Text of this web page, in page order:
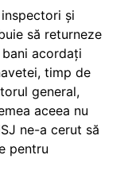
și
să returneze
acordați
timp de
general,
aceea nu
ne-a cerut să
pentru